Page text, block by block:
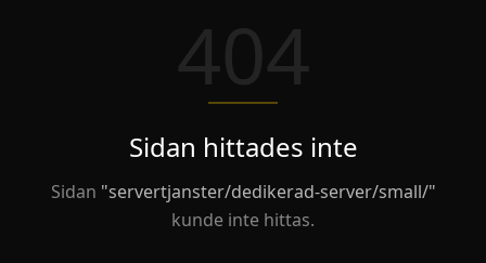
404
Sidan hittades inte
Sidan "servertjanster/dedikerad-server/small/"
kunde inte hittas.